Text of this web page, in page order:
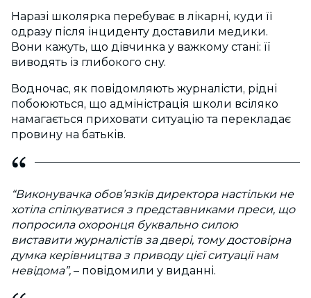
Наразі школярка перебуває в лікарні, куди її
одразу після інциденту доставили медики.
Вони кажуть, що дівчинка у важкому стані: її
виводять із глибокого сну.
Водночас, як повідомляють журналісти, рідні
побоюються, що адміністрація школи всіляко
намагається приховати ситуацію та перекладає
провину на батьків.
“Виконувачка обов’язків директора настільки не
хотіла спілкуватися з представниками преси, що
попросила охоронця буквально силою
виставити журналістів за двері, тому достовірна
думка керівництва з приводу цієї ситуації нам
невідома”, – повідомили у виданні.